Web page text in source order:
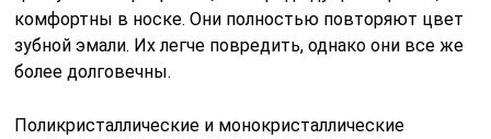
комфортны в носке. Они полностью повторяют цвет
зубной эмали. Их легче повредить, однако они все же
более долговечны.
Поликристаллические и монокристаллические